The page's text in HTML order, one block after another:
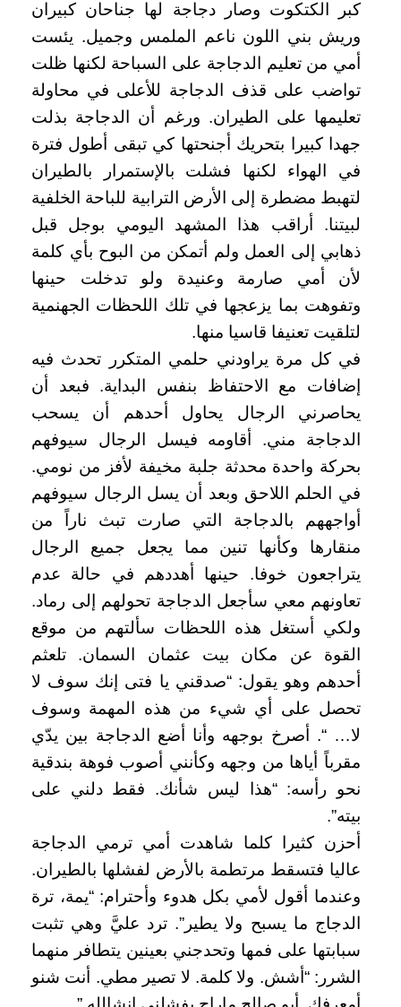
كبر الكتكوت وصار دجاجة لها جناحان كبيران
وريش بني اللون ناعم الملمس وجميل. يئست
أمي من تعليم الدجاجة على السباحة لكنها ظلت
تواضب على قذف الدجاجة للأعلى في محاولة
تعليمها على الطيران. ورغم أن الدجاجة بذلت
جهدا كبيرا بتحريك أجنحتها كي تبقى أطول فترة
في الهواء لكنها فشلت بالإستمرار بالطيران
لتهبط مضطرة إلى الأرض الترابية للباحة الخلفية
لبيتنا. أراقب هذا المشهد اليومي بوجل قبل
ذهابي إلى العمل ولم أتمكن من البوح بأي كلمة
لأن أمي صارمة وعنيدة ولو تدخلت حينها
وتفوهت بما يزعجها في تلك اللحظات الجهنمية
لتلقيت تعنيفا قاسيا منها.
في كل مرة يراودني حلمي المتكرر تحدث فيه
إضافات مع الاحتفاظ بنفس البداية. فبعد أن
يحاصرني الرجال يحاول أحدهم أن يسحب
الدجاجة مني. أقاومه فيسل الرجال سيوفهم
بحركة واحدة محدثة جلبة مخيفة لأفز من نومي.
في الحلم اللاحق وبعد أن يسل الرجال سيوفهم
أواجههم بالدجاجة التي صارت تبث ناراً من
منقارها وكأنها تنين مما يجعل جميع الرجال
يتراجعون خوفا. حينها أهددهم في حالة عدم
تعاونهم معي سأجعل الدجاجة تحولهم إلى رماد.
ولكي أستغل هذه اللحظات سألتهم من موقع
القوة عن مكان بيت عثمان السمان. تلعثم
أحدهم وهو يقول: “صدقني يا فتى إنك سوف لا
تحصل على أي شيء من هذه المهمة وسوف
لا… “. أصرخ بوجهه وأنا أضع الدجاجة بين يدّي
مقرباً أياها من وجهه وكأنني أصوب فوهة بندقية
نحو رأسه: “هذا ليس شأنك. فقط دلني على
بيته”.
أحزن كثيرا كلما شاهدت أمي ترمي الدجاجة
عاليا فتسقط مرتطمة بالأرض لفشلها بالطيران.
وعندما أقول لأمي بكل هدوء وأحترام: “يمة، ترة
الدجاج ما يسبح ولا يطير”. ترد عليَّ وهي تثبت
سبابتها على فمها وتحدجني بعينين يتطافر منهما
الشرر: “أشش. ولا كلمة. لا تصير مطي. أنت شنو